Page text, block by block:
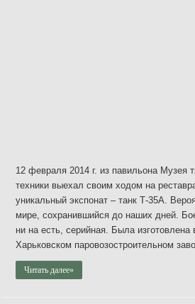
12 февраля 2014 г. из павильона Музея
техники выехал своим ходом на
уникальный экспонат – танк Т-35А.
мире, сохранившийся до наших дней.
ни на есть, серийная. Была изготовлена
Харьковском паровозостроительном
Читать далее»